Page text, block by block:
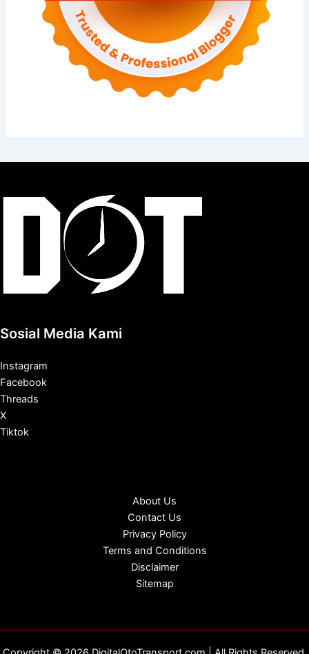
Sosial Media Kami
Instagram
Facebook
Threads
X
Tiktok
About Us
Contact Us
Privacy Policy
Terms and Conditions
Disclaimer
Sitemap